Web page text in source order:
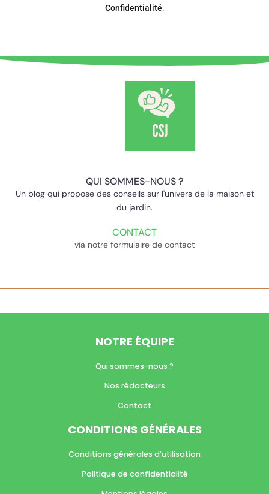
Confidentialité.
QUI SOMMES-NOUS ?
Un blog qui propose des conseils sur l'univers de la maison et
du jardin.
CONTACT
via notre formulaire de contact
NOTRE ÉQUIPE
Qui sommes-nous ?
Nos rédacteurs
Contact
CONDITIONS GÉNÉRALES
Conditions générales d'utilisation
Politique de confidentialité